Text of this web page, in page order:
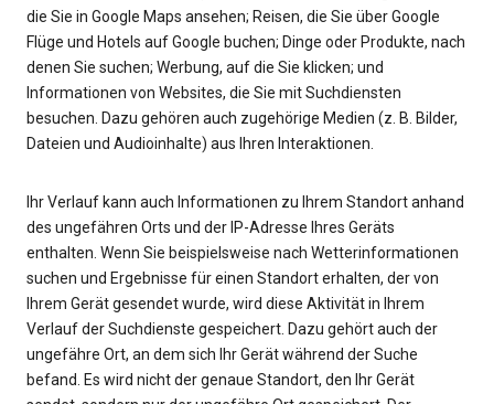
die Sie in Google Maps ansehen; Reisen, die Sie über Google
Flüge und Hotels auf Google buchen; Dinge oder Produkte, nach
denen Sie suchen; Werbung, auf die Sie klicken; und
Informationen von Websites, die Sie mit Suchdiensten
besuchen. Dazu gehören auch zugehörige Medien (z. B. Bilder,
Dateien und Audioinhalte) aus Ihren Interaktionen.
Ihr Verlauf kann auch Informationen zu Ihrem Standort anhand
des ungefähren Orts und der IP-Adresse Ihres Geräts
enthalten. Wenn Sie beispielsweise nach Wetterinformationen
suchen und Ergebnisse für einen Standort erhalten, der von
Ihrem Gerät gesendet wurde, wird diese Aktivität in Ihrem
Verlauf der Suchdienste gespeichert. Dazu gehört auch der
ungefähre Ort, an dem sich Ihr Gerät während der Suche
befand. Es wird nicht der genaue Standort, den Ihr Gerät